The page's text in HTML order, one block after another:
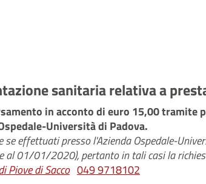
sanitaria relativa a
in acconto di euro 15,00 tramite
Università di Padova.
effettuati presso l'Azienda Ospedale-
al 01/01/2020), pertanto in tali casi la
Piove di Sacco 049 9718102